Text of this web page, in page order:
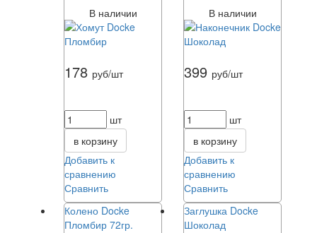
В наличии
178 руб/шт
шт
в корзину
Добавить к
сравнению
Сравнить
В наличии
399 руб/шт
шт
в корзину
Добавить к
сравнению
Сравнить
Колено Docke
Пломбир 72гр.
Заглушка Docke
Шоколад